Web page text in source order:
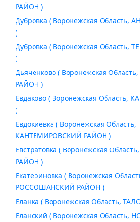
РАЙОН )
Дубровка ( Воронежская Область,
)
Дубровка ( Воронежская Область,
)
Дьяченково ( Воронежская
РАЙОН )
Евдаково ( Воронежская Область,
)
Евдокиевка ( Воронежская Область,
КАНТЕМИРОВСКИЙ РАЙОН )
Евстратовка ( Воронежская
РАЙОН )
Екатериновка ( Воронежская
РОССОШАНСКИЙ РАЙОН )
Еланка ( Воронежская Область,
Еланский ( Воронежская Область,